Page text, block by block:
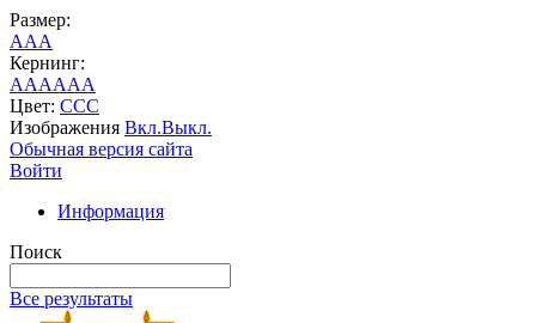
Размер:
AAA
Кернинг:
AAAAAA
Цвет: CCC
Изображения Вкл.Выкл.
Обычная версия сайта
Войти
Информация
Поиск
Все результаты